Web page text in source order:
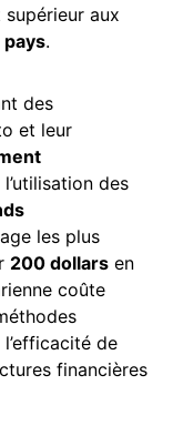
aux
pays.
des
et leur
l’utilisation des
les plus
200 dollars en
coûte
de
financières